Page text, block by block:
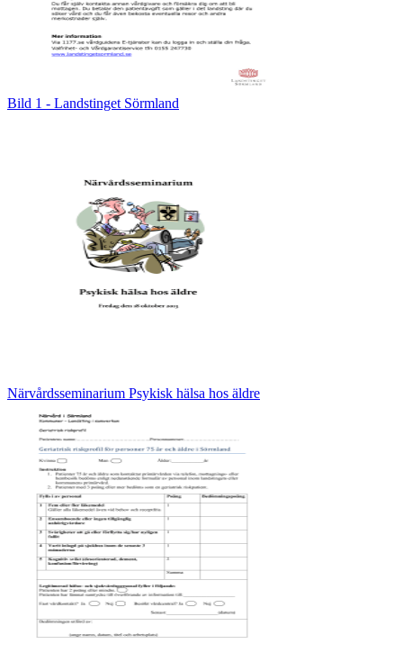
Bild 1 - Landstinget Sörmland
Närvårdsseminarium Psykisk hälsa hos äldre